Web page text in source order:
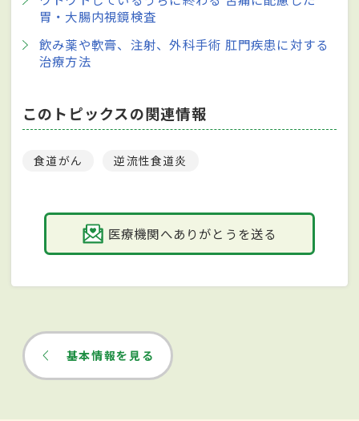
胃・大腸内視鏡検査
飲み薬や軟膏、注射、外科手術 肛門疾患に対する
治療方法
このトピックスの関連情報
食道がん 逆流性食道炎
医療機関へありがとうを送る
基本情報を見る